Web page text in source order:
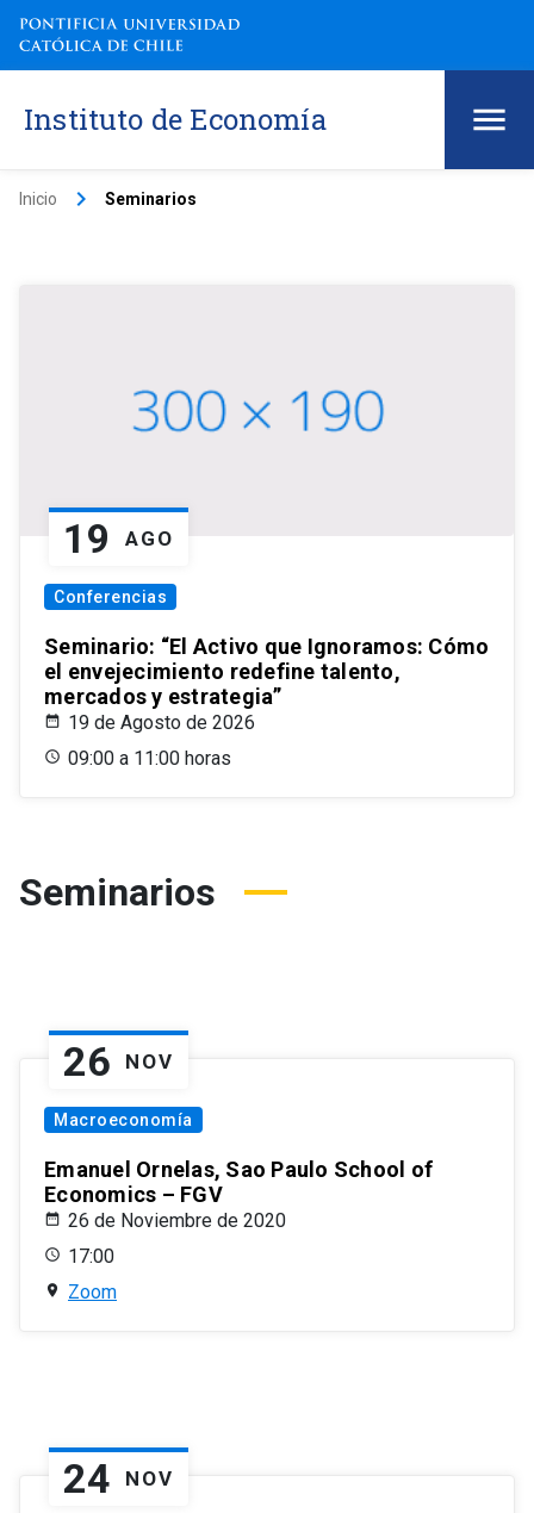
Instituto de Economía
Inicio keyboard_arrow_right Seminarios
19 AGO
Conferencias
Seminario: “El Activo que Ignoramos: Cómo
el envejecimiento redefine talento,
mercados y estrategia”
19 de Agosto de 2026
09:00 a 11:00 horas
Seminarios
26 NOV
Macroeconomía
Emanuel Ornelas, Sao Paulo School of
Economics – FGV
26 de Noviembre de 2020
17:00
Zoom
24 NOV